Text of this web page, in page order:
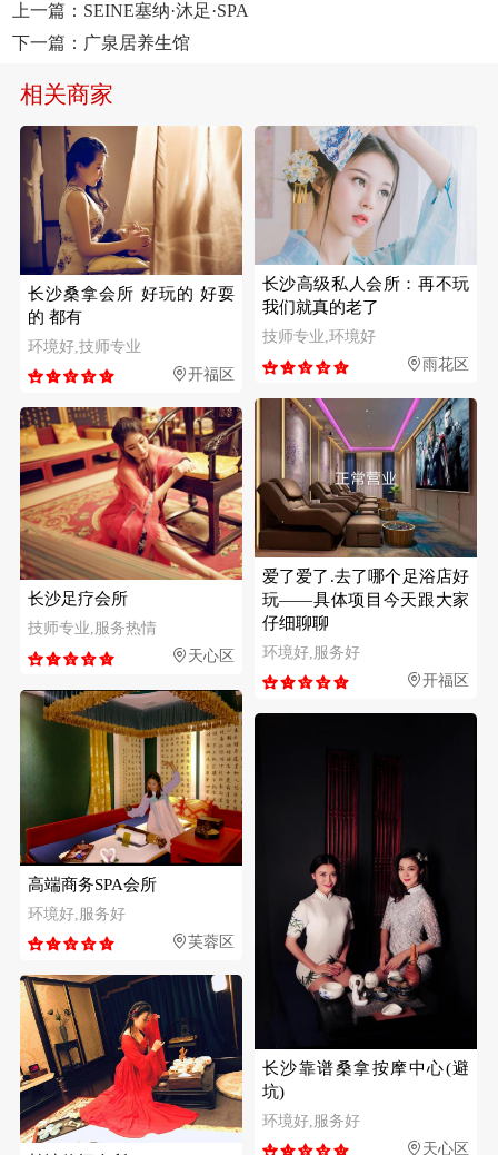
上一篇： SEINE塞纳·沐足·SPA
下一篇： 广泉居养生馆
相关商家
长沙桑拿会所 好玩的 好耍
的 都有
环境好,技师专业
开福区
长沙高级私人会所：再不玩
我们就真的老了
技师专业,环境好
雨花区
爱了爱了.去了哪个足浴店好
玩——具体项目今天跟大家
仔细聊聊
环境好,服务好
开福区
长沙足疗会所
技师专业,服务热情
天心区
高端商务SPA会所
环境好,服务好
芙蓉区
长沙靠谱桑拿按摩中心(避
坑)
环境好,服务好
天心区